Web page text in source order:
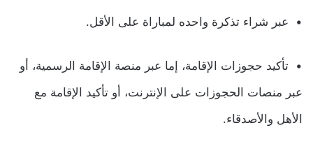
• عبر شراء تذكرة واحده لمباراة على الأقل.
• تأكيد حجوزات الإقامة، إما عبر منصة الإقامة الرسمية، أو
عبر منصات الحجوزات على الإنترنت، أو تأكيد الإقامة مع
الأهل والأصدقاء.